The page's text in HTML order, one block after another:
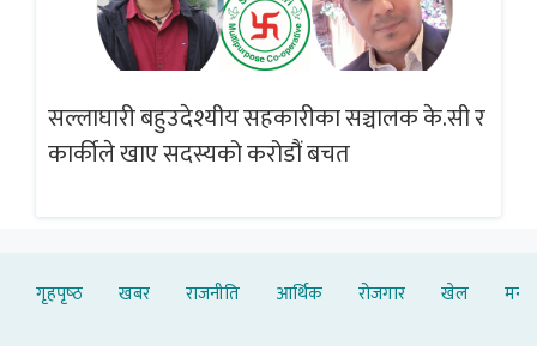
सल्लाघारी बहुउदेश्यीय सहकारीका सञ्चालक के.सी र
कार्कीले खाए सदस्यको करोडौं बचत
गृहपृष्‍ठ खबर राजनीति आर्थिक रोजगार खेल